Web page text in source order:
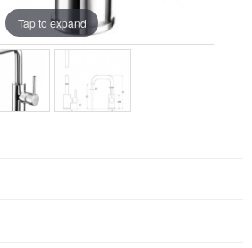
Tap to expand
Tap to expand